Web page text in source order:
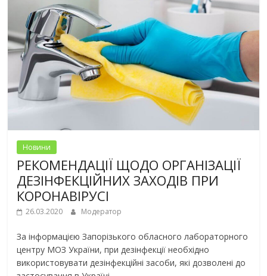
Новини
РЕКОМЕНДАЦІЇ ЩОДО ОРГАНІЗАЦІЇ
ДЕЗІНФЕКЦІЙНИХ ЗАХОДІВ ПРИ
КОРОНАВІРУСІ
26.03.2020 Модератор
За інформацією Запорізького обласного лабораторного
центру МОЗ України, при дезінфекції необхідно
використовувати дезінфекційні засоби, які дозволені до